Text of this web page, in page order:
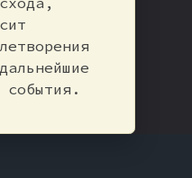
события.